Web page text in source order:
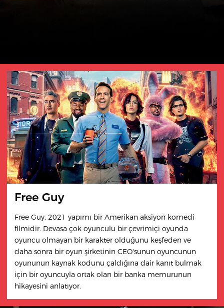
Free Guy
Free Guy, 2021 yapımı bir Amerikan aksiyon komedi
filmidir. Devasa çok oyunculu bir çevrimiçi oyunda
oyuncu olmayan bir karakter olduğunu keşfeden ve
daha sonra bir oyun şirketinin CEO'sunun oyuncunun
oyununun kaynak kodunu çaldığına dair kanıt bulmak
için bir oyuncuyla ortak olan bir banka memurunun
hikayesini anlatıyor.